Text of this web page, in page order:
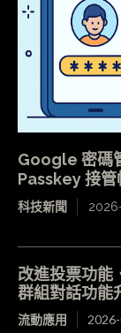
Google 密碼
Passkey 接管
科技新聞
改進投票功
群組對話功能
流動應用